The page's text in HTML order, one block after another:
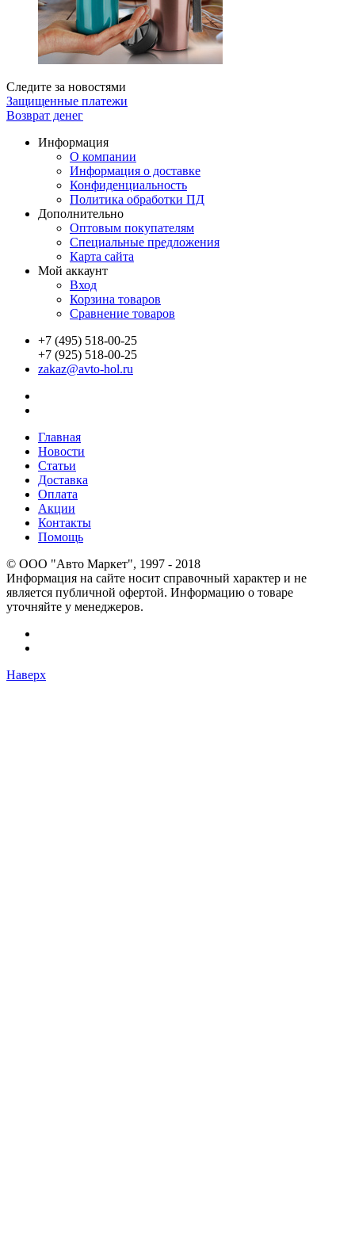
Следите за новостями
Защищенные платежи
Возврат денег
Информация
О компании
Информация о доставке
Конфиденциальность
Политика обработки ПД
Дополнительно
Оптовым покупателям
Специальные предложения
Карта сайта
Мой аккаунт
Вход
Корзина товаров
Сравнение товаров
+7 (495) 518-00-25
+7 (925) 518-00-25
zakaz@avto-hol.ru
Главная
Новости
Статьи
Доставка
Оплата
Акции
Контакты
Помощь
© OOO "Авто Маркет", 1997 - 2018
Информация на сайте носит справочный характер и не
является публичной офертой. Информацию о товаре
уточняйте у менеджеров.
Наверх